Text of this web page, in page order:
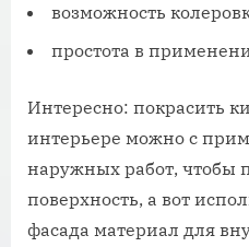
возможность
простота в
Интересно: покрасить
интерьере можно с
наружных работ, чтобы
поверхность, а вот
фасада материал для